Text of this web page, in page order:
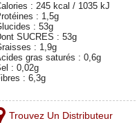
: 245 kcal / 1035 kJ
: 1,5g
: 53g
SUCRES : 53g
: 1,9g
gras saturés : 0,6g
: 0,02g
: 6,3g
Trouvez Un Distributeur